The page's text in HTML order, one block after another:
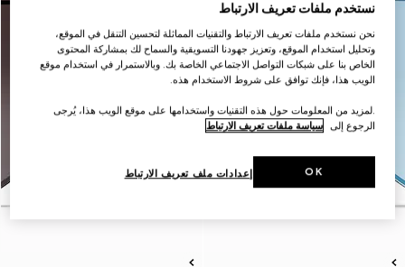
نستخدم ملفات تعريف الارتباط
نحن نستخدم ملفات تعريف الارتباط والتقنيات المماثلة لتحسين التنقل في الموقع،
وتحليل استخدام الموقع، وتعزيز جهودنا التسويقية والسماح لك بمشاركة المحتوى
الخاص بنا على شبكات التواصل الاجتماعي الخاصة بك. وبالاستمرار في استخدام موقع
الويب هذا، فإنك توافق على شروط الاستخدام هذه.
.لمزيد من المعلومات حول هذه التقنيات واستخدامها على موقع الويب هذا، يُرجى
الرجوع إلى سياسة ملفات تعريف الارتباط
إعدادات ملف تعريف الارتباط OK